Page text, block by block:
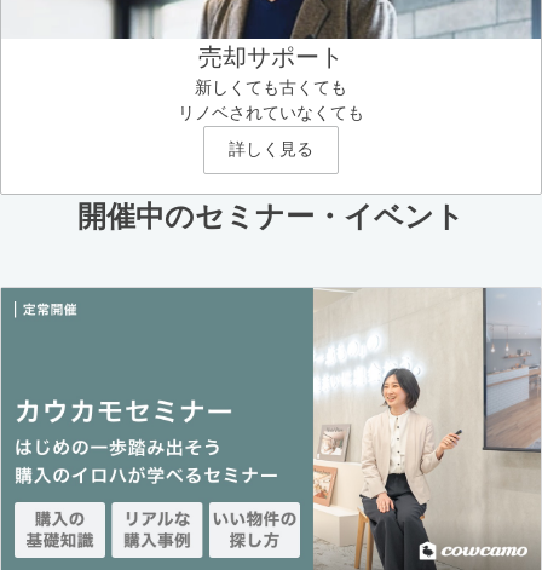
売却サポート
新しくても古くても
リノベされていなくても
詳しく見る
開催中のセミナー・イベント